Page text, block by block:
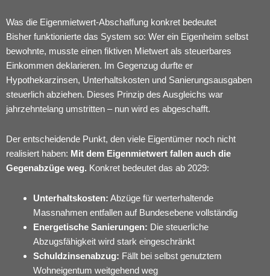
Was die Eigenmietwert-Abschaffung konkret bedeutet
Bisher funktionierte das System so: Wer ein Eigenheim selbst
bewohnte, musste einen fiktiven Mietwert als steuerbares
Einkommen deklarieren. Im Gegenzug durfte er
Hypothekarzinsen, Unterhaltskosten und Sanierungsausgaben
steuerlich abziehen. Dieses Prinzip des Ausgleichs war
jahrzehntelang umstritten – nun wird es abgeschafft.
Der entscheidende Punkt, den viele Eigentümer noch nicht
realisiert haben: Mit dem Eigenmietwert fallen auch die
Gegenabzüge weg. Konkret bedeutet das ab 2029:
Unterhaltskosten: Abzüge für werterhaltende
Massnahmen entfallen auf Bundesebene vollständig
Energetische Sanierungen: Die steuerliche
Abzugsfähigkeit wird stark eingeschränkt
Schuldzinsenabzug: Fällt bei selbst genutztem
Wohneigentum weitgehend weg